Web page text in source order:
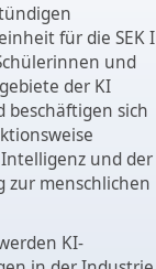
für die SEK I
und
der KI
beschäftigen sich
und der
zur menschlichen
KI-